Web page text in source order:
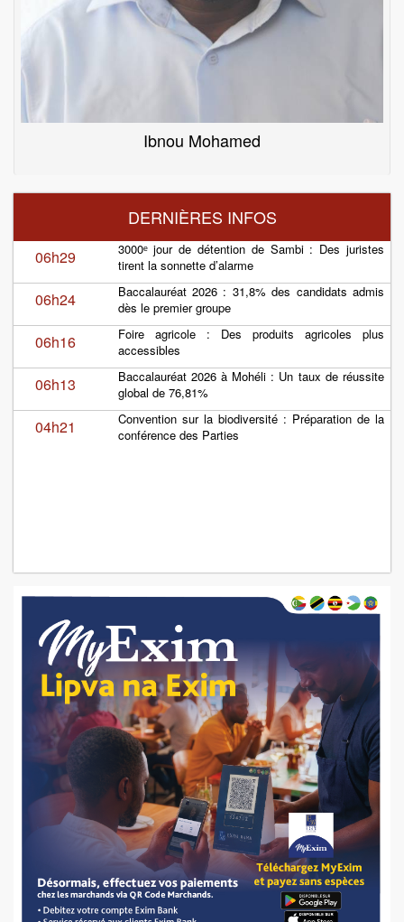
Ibnou Mohamed
DERNIÈRES INFOS
06h29
3000ᵉ jour de détention de Sambi : Des juristes
tirent la sonnette d’alarme
06h24
Baccalauréat 2026 : 31,8% des candidats admis
dès le premier groupe
06h16
Foire agricole : Des produits agricoles plus
accessibles
06h13
Baccalauréat 2026 à Mohéli : Un taux de réussite
global de 76,81%
04h21
Convention sur la biodiversité : Préparation de la
conférence des Parties